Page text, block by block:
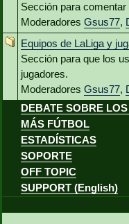
Sección para
Moderadores Gsus77,
Equipos de LaLiga y
Sección para que los
jugadores.
Moderadores Gsus77,
DEBATE SOBRE
MÁS FÚTBOL
ESTADÍSTICAS
SOPORTE
OFF TOPIC
SUPPORT (English)